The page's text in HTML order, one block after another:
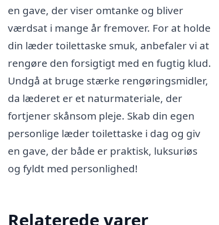
en gave, der viser omtanke og bliver
værdsat i mange år fremover. For at holde
din læder toilettaske smuk, anbefaler vi at
rengøre den forsigtigt med en fugtig klud.
Undgå at bruge stærke rengøringsmidler,
da læderet er et naturmateriale, der
fortjener skånsom pleje. Skab din egen
personlige læder toilettaske i dag og giv
en gave, der både er praktisk, luksuriøs
og fyldt med personlighed!
Relaterede varer